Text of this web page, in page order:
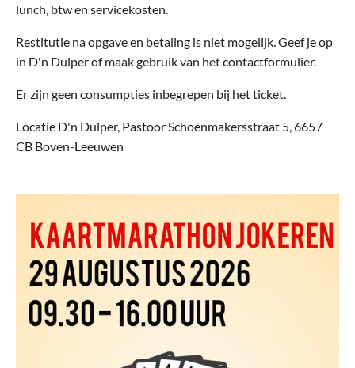
lunch, btw en servicekosten.
Restitutie na opgave en betaling is niet mogelijk. Geef je op
in D'n Dulper of maak gebruik van het contactformulier.
Er zijn geen consumpties inbegrepen bij het ticket.
Locatie D'n Dulper, Pastoor Schoenmakersstraat 5, 6657
CB Boven-Leeuwen